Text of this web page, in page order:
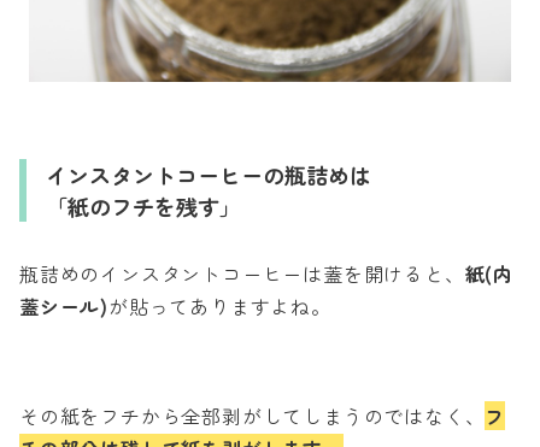
インスタントコーヒーの瓶詰めは
「紙のフチを残す」
瓶詰めのインスタントコーヒーは蓋を開けると、 紙(内
蓋シール)が貼ってありますよね。
その紙をフチから全部剥がしてしまうのではなく、
フ